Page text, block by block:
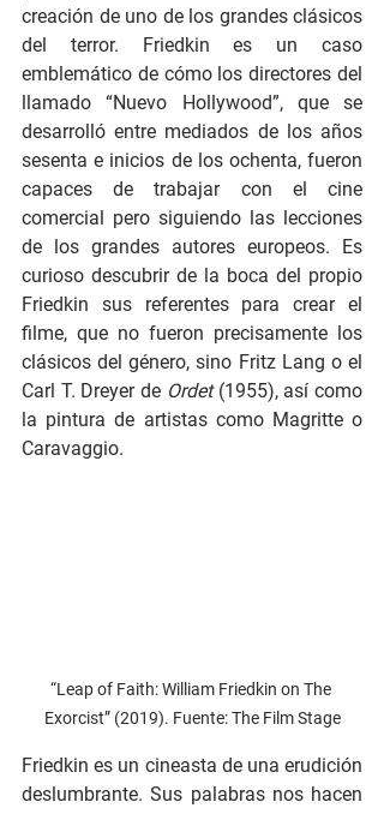
creación de uno de los grandes clásicos
del terror. Friedkin es un caso
emblemático de cómo los directores del
llamado “Nuevo Hollywood”, que se
desarrolló entre mediados de los años
sesenta e inicios de los ochenta, fueron
capaces de trabajar con el cine
comercial pero siguiendo las lecciones
de los grandes autores europeos. Es
curioso descubrir de la boca del propio
Friedkin sus referentes para crear el
filme, que no fueron precisamente los
clásicos del género, sino Fritz Lang o el
Carl T. Dreyer de Ordet (1955), así como
la pintura de artistas como Magritte o
Caravaggio.
“Leap of Faith: William Friedkin on The
Exorcist” (2019). Fuente: The Film Stage
Friedkin es un cineasta de una erudición
deslumbrante. Sus palabras nos hacen